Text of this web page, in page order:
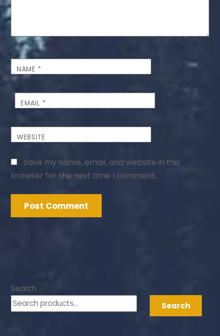
NAME *
EMAIL *
WEBSITE
Save my name, email, and website in this
browser for the next time I comment.
Search
Search